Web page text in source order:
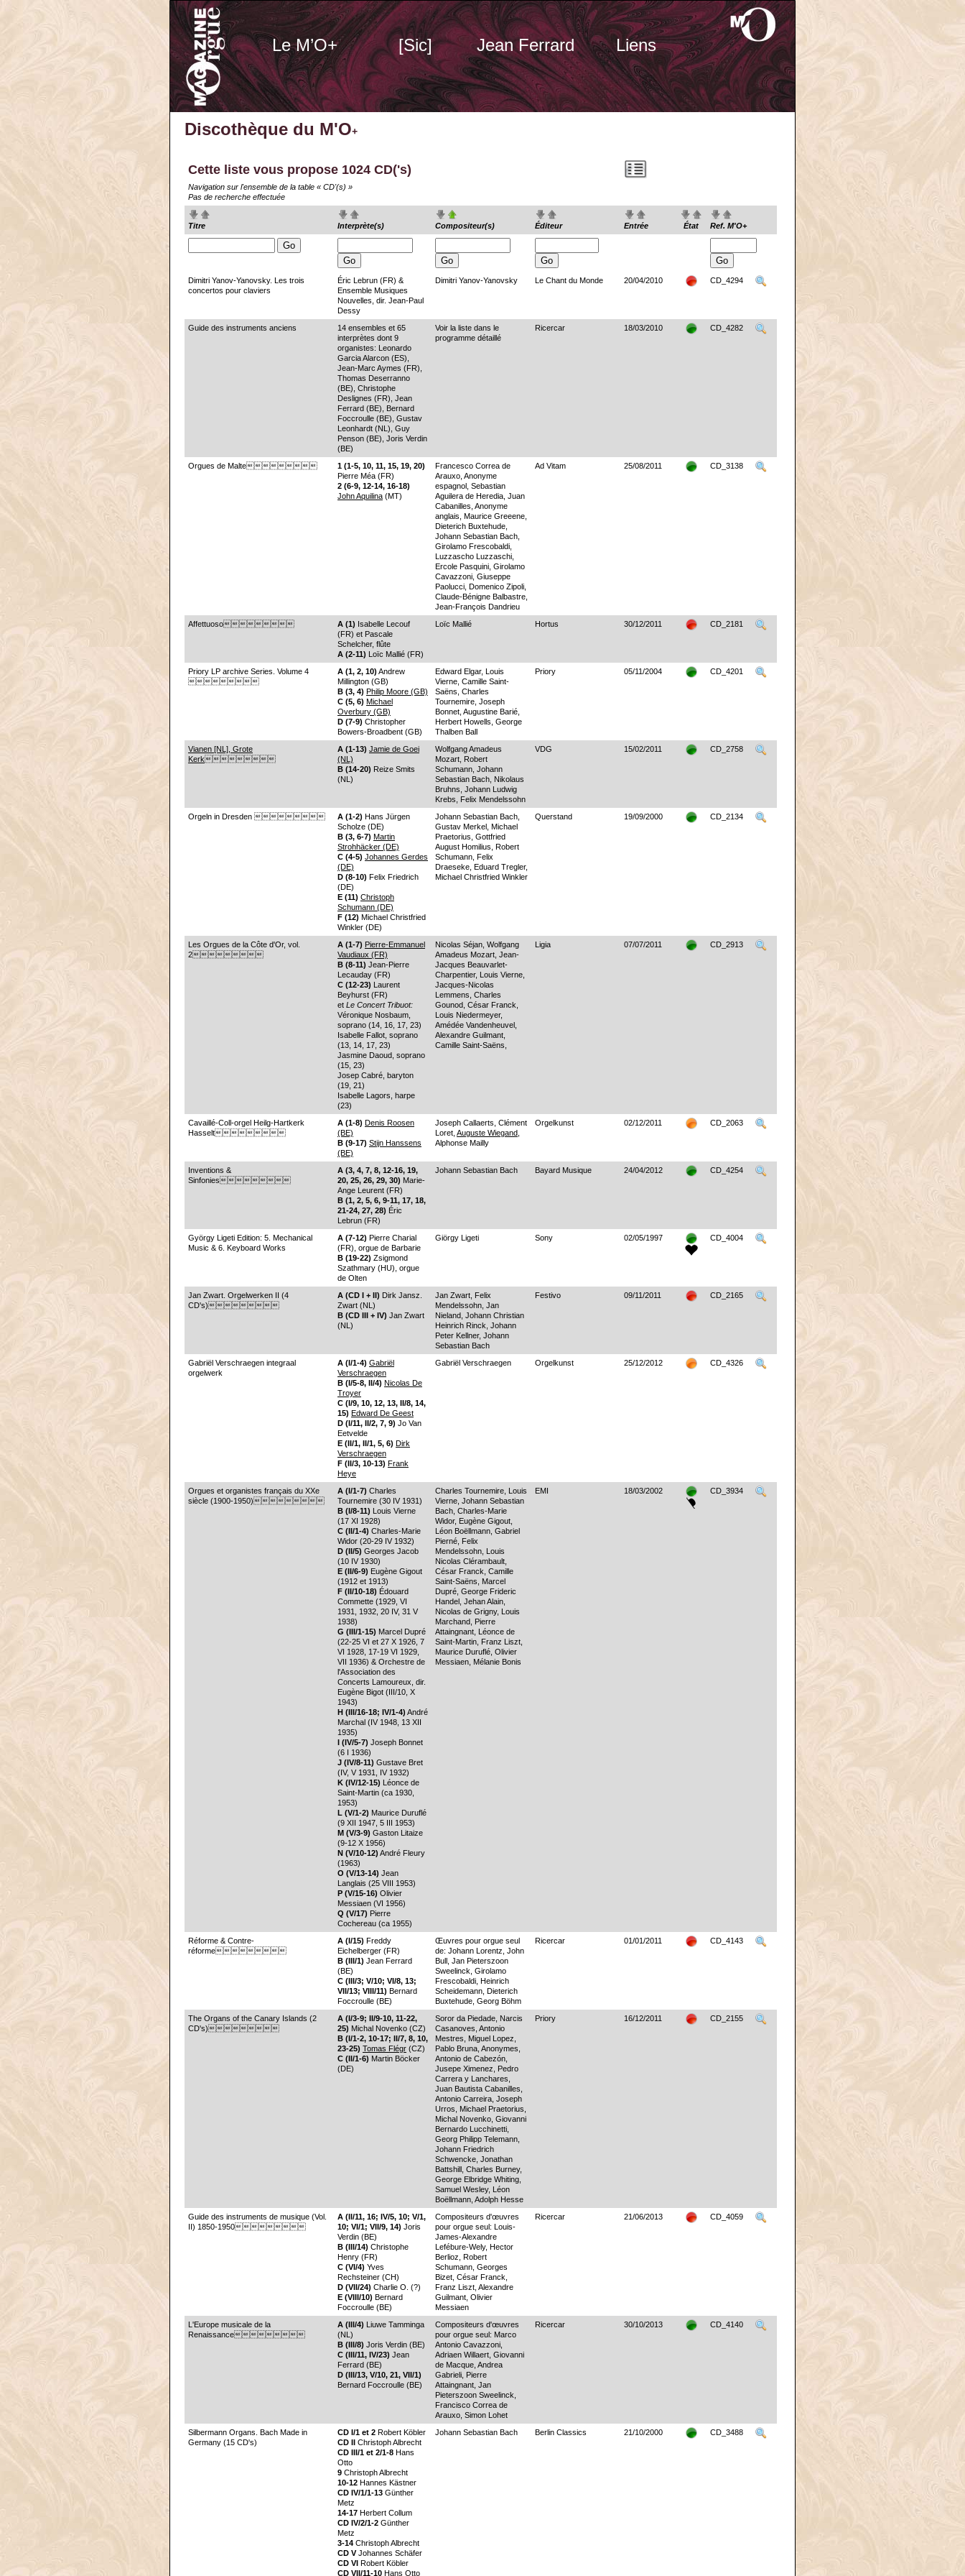
Le M’O+ [Sic] Jean Ferrard Liens
Discothèque du M'O+
Cette liste vous propose 1024 CD('s)
Navigation sur l'ensemble de la table « CD'(s) »
Pas de recherche effectuée
Titre Interprète(s) Compositeur(s) Éditeur Entrée État Ref. M'O+
Dimitri Yanov-Yanovsky. Les trois
concertos pour claviers
Éric Lebrun (FR) &
Ensemble Musiques
Nouvelles, dir. Jean-Paul
Dessy
Dimitri Yanov-Yanovsky Le Chant du Monde 20/04/2010 CD_4294
Guide des instruments anciens
14 ensembles et 65
interprètes dont 9
organistes: Leonardo
Garcia Alarcon (ES),
Jean-Marc Aymes (FR),
Thomas Deserranno
(BE), Christophe
Deslignes (FR), Jean
Ferrard (BE), Bernard
Foccroulle (BE), Gustav
Leonhardt (NL), Guy
Penson (BE), Joris Verdin
(BE)
Voir la liste dans le
programme détaillé
Ricercar 18/03/2010 CD_4282
Orgues de Malte
1 (1-5, 10, 11, 15, 19, 20)
Pierre Méa (FR)
2 (6-9, 12-14, 16-18)
John Aquilina (MT)
Francesco Correa de
Arauxo, Anonyme
espagnol, Sebastian
Aguilera de Heredia, Juan
Cabanilles, Anonyme
anglais, Maurice Greeene,
Dieterich Buxtehude,
Johann Sebastian Bach,
Girolamo Frescobaldi,
Luzzascho Luzzaschi,
Ercole Pasquini, Girolamo
Cavazzoni, Giuseppe
Paolucci, Domenico Zipoli,
Claude-Bénigne Balbastre,
Jean-François Dandrieu
Ad Vitam 25/08/2011 CD_3138
Affettuoso A (1) Isabelle Lecouf
(FR) et Pascale
Schelcher, flûte
A (2-11) Loïc Mallié (FR)
Loïc Mallié Hortus 30/12/2011 CD_2181
Priory LP archive Series. Volume 4
A (1, 2, 10) Andrew
Millington (GB)
B (3, 4) Philip Moore (GB)
C (5, 6) Michael
Overbury (GB)
D (7-9) Christopher
Bowers-Broadbent (GB)
Edward Elgar, Louis
Vierne, Camille Saint-
Saëns, Charles
Tournemire, Joseph
Bonnet, Augustine Barié,
Herbert Howells, George
Thalben Ball
Priory 05/11/2004 CD_4201
Vianen [NL], Grote
Kerk
A (1-13) Jamie de Goei
(NL)
B (14-20) Reize Smits
(NL)
Wolfgang Amadeus
Mozart, Robert
Schumann, Johann
Sebastian Bach, Nikolaus
Bruhns, Johann Ludwig
Krebs, Felix Mendelssohn
VDG 15/02/2011 CD_2758
Orgeln in Dresden A (1-2) Hans Jürgen
Scholze (DE)
B (3, 6-7) Martin
Strohhäcker (DE)
C (4-5) Johannes Gerdes
(DE)
D (8-10) Felix Friedrich
(DE)
E (11) Christoph
Schumann (DE)
F (12) Michael Christfried
Winkler (DE)
Johann Sebastian Bach,
Gustav Merkel, Michael
Praetorius, Gottfried
August Homilius, Robert
Schumann, Felix
Draeseke, Eduard Tregler,
Michael Christfried Winkler
Querstand 19/09/2000 CD_2134
Les Orgues de la Côte d'Or, vol.
2
A (1-7) Pierre-Emmanuel
Vaudiaux (FR)
B (8-11) Jean-Pierre
Lecauday (FR)
C (12-23) Laurent
Beyhurst (FR)
et Le Concert Tribuot:
Véronique Nosbaum,
soprano (14, 16, 17, 23)
Isabelle Fallot, soprano
(13, 14, 17, 23)
Jasmine Daoud, soprano
(15, 23)
Josep Cabré, baryton
(19, 21)
Isabelle Lagors, harpe
(23)
Nicolas Séjan, Wolfgang
Amadeus Mozart, Jean-
Jacques Beauvarlet-
Charpentier, Louis Vierne,
Jacques-Nicolas
Lemmens, Charles
Gounod, César Franck,
Louis Niedermeyer,
Amédée Vandenheuvel,
Alexandre Guilmant,
Camille Saint-Saëns,
Ligia 07/07/2011 CD_2913
Cavaillé-Coll-orgel Heilg-Hartkerk
Hasselt
A (1-8) Denis Roosen
(BE)
B (9-17) Stijn Hanssens
(BE)
Joseph Callaerts, Clément
Loret, Auguste Wiegand
Alphonse Mailly
Orgelkunst 02/12/2011 CD_2063
Inventions &
Sinfonies
A (3, 4, 7, 8, 12-16, 19,
20, 25, 26, 29, 30) Marie-
Ange Leurent (FR)
B (1, 2, 5, 6, 9-11, 17, 18,
21-24, 27, 28) Éric
Lebrun (FR)
Johann Sebastian Bach Bayard Musique 24/04/2012 CD_4254
György Ligeti Edition: 5. Mechanical
Music & 6. Keyboard Works
A (7-12) Pierre Charial
(FR), orgue de Barbarie
B (19-22) Zsigmond
Szathmary (HU), orgue
de Olten
Giörgy Ligeti Sony 02/05/1997 CD_4004
Jan Zwart. Orgelwerken II (4
CD's)
A (CD I + II) Dirk Jansz.
Zwart (NL)
B (CD III + IV) Jan Zwart
(NL)
Jan Zwart, Felix
Mendelssohn, Jan
Nieland, Johann Christian
Heinrich Rinck, Johann
Peter Kellner, Johann
Sebastian Bach
Festivo 09/11/2011 CD_2165
Gabriël Verschraegen integraal
orgelwerk
A (I/1-4) Gabriël
Verschraegen
B (I/5-8, II/4) Nicolas De
Troyer
C (I/9, 10, 12, 13, II/8, 14,
15) Edward De Geest
D (I/11, II/2, 7, 9) Jo Van
Eetvelde
E (II/1, II/1, 5, 6) Dirk
Verschraegen
F (II/3, 10-13) Frank
Heye
Gabriël Verschraegen Orgelkunst 25/12/2012 CD_4326
Orgues et organistes français du XXe
siècle (1900-1950)
A (I/1-7) Charles
Tournemire (30 IV 1931)
B (I/8-11) Louis Vierne
(17 XI 1928)
C (II/1-4) Charles-Marie
Widor (20-29 IV 1932)
D (II/5) Georges Jacob
(10 IV 1930)
E (II/6-9) Eugène Gigout
(1912 et 1913)
F (II/10-18) Édouard
Commette (1929, VI
1931, 1932, 20 IV, 31 V
1938)
G (III/1-15) Marcel Dupré
(22-25 VI et 27 X 1926, 7
VI 1928, 17-19 VI 1929,
VII 1936) & Orchestre de
l'Association des
Concerts Lamoureux, dir.
Eugène Bigot (III/10, X
1943)
H (III/16-18; IV/1-4) André
Marchal (IV 1948, 13 XII
1935)
I (IV/5-7) Joseph Bonnet
(6 I 1936)
J (IV/8-11) Gustave Bret
(IV, V 1931, IV 1932)
K (IV/12-15) Léonce de
Saint-Martin (ca 1930,
1953)
L (V/1-2) Maurice Duruflé
(9 XII 1947, 5 III 1953)
M (V/3-9) Gaston Litaize
(9-12 X 1956)
N (V/10-12) André Fleury
(1963)
O (V/13-14) Jean
Langlais (25 VIII 1953)
P (V/15-16) Olivier
Messiaen (VI 1956)
Q (V/17) Pierre
Cochereau (ca 1955)
Charles Tournemire, Louis
Vierne, Johann Sebastian
Bach, Charles-Marie
Widor, Eugène Gigout,
Léon Boëllmann, Gabriel
Pierné, Felix
Mendelssohn, Louis
Nicolas Clérambault,
César Franck, Camille
Saint-Saëns, Marcel
Dupré, George Frideric
Handel, Jehan Alain,
Nicolas de Grigny, Louis
Marchand, Pierre
Attaingnant, Léonce de
Saint-Martin, Franz Liszt,
Maurice Duruflé, Olivier
Messiaen, Mélanie Bonis
EMI 18/03/2002 CD_3934
Réforme & Contre-
réforme
A (I/15) Freddy
Eichelberger (FR)
B (III/1) Jean Ferrard
(BE)
C (III/3; V/10; VI/8, 13;
VII/13; VIII/11) Bernard
Foccroulle (BE)
Œuvres pour orgue seul
de: Johann Lorentz, John
Bull, Jan Pieterszoon
Sweelinck, Girolamo
Frescobaldi, Heinrich
Scheidemann, Dieterich
Buxtehude, Georg Böhm
Ricercar 01/01/2011 CD_4143
The Organs of the Canary Islands (2
CD's)
A (I/3-9; II/9-10, 11-22,
25) Michal Novenko (CZ)
B (I/1-2, 10-17; II/7, 8, 10,
23-25) Tomas Flégr (CZ)
C (II/1-6) Martin Böcker
(DE)
Soror da Piedade, Narcis
Casanoves, Antonio
Mestres, Miguel Lopez,
Pablo Bruna, Anonymes,
Antonio de Cabezón,
Jusepe Ximenez, Pedro
Carrera y Lanchares,
Juan Bautista Cabanilles,
Antonio Carreira, Joseph
Urros, Michael Praetorius,
Michal Novenko, Giovanni
Bernardo Lucchinetti,
Georg Philipp Telemann,
Johann Friedrich
Schwencke, Jonathan
Battshill, Charles Burney,
George Elbridge Whiting,
Samuel Wesley, Léon
Boëllmann, Adolph Hesse
Priory 16/12/2011 CD_2155
Guide des instruments de musique (Vol.
II) 1850-1950
A (II/11, 16; IV/5, 10; V/1,
10; VI/1; VII/9, 14) Joris
Verdin (BE)
B (III/14) Christophe
Henry (FR)
C (VI/4) Yves
Rechsteiner (CH)
D (VII/24) Charlie O. (?)
E (VIII/10) Bernard
Foccroulle (BE)
Compositeurs d'œuvres
pour orgue seul: Louis-
James-Alexandre
Lefébure-Wely, Hector
Berlioz, Robert
Schumann, Georges
Bizet, César Franck,
Franz Liszt, Alexandre
Guilmant, Olivier
Messiaen
Ricercar 21/06/2013 CD_4059
L'Europe musicale de la
Renaissance
A (III/4) Liuwe Tamminga
(NL)
B (III/8) Joris Verdin (BE)
C (III/11, IV/23) Jean
Ferrard (BE)
D (III/13, V/10, 21, VII/1)
Bernard Foccroulle (BE)
Compositeurs d'œuvres
pour orgue seul: Marco
Antonio Cavazzoni,
Adriaen Willaert, Giovanni
de Macque, Andrea
Gabrieli, Pierre
Attaingnant, Jan
Pieterszoon Sweelinck,
Francisco Correa de
Arauxo, Simon Lohet
Ricercar 30/10/2013 CD_4140
Silbermann Organs. Bach Made in
Germany (15 CD's)
CD I/1 et 2 Robert Köbler
CD II Christoph Albrecht
CD III/1 et 2/1-8 Hans
Otto
9 Christoph Albrecht
10-12 Hannes Kästner
CD IV/1/1-13 Günther
Metz
14-17 Herbert Collum
CD IV/2/1-2 Günther
Metz
3-14 Christoph Albrecht
CD VJohannes Schäfer
CD VI Robert Köbler
CD VII/11-10 Hans Otto
Johann Sebastian Bach Berlin Classics 21/10/2000 CD_3488